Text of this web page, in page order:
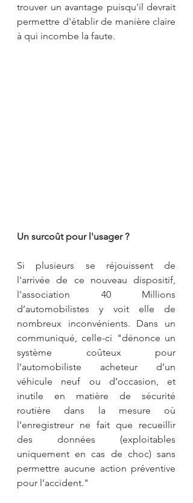
trouver un avantage puisqu'il devrait
permettre d'établir de manière claire
à qui incombe la faute.
Un surcoût pour l'usager ?
Si plusieurs se réjouissent de
l'arrivée de ce nouveau dispositif,
l'association 40 Millions
d’automobilistes y voit elle de
nombreux inconvénients. Dans un
communiqué, celle-ci "dénonce un
système coûteux pour
l’automobiliste acheteur d’un
véhicule neuf ou d’occasion, et
inutile en matière de sécurité
routière dans la mesure où
l’enregistreur ne fait que recueillir
des données (exploitables
uniquement en cas de choc) sans
permettre aucune action préventive
pour l’accident."